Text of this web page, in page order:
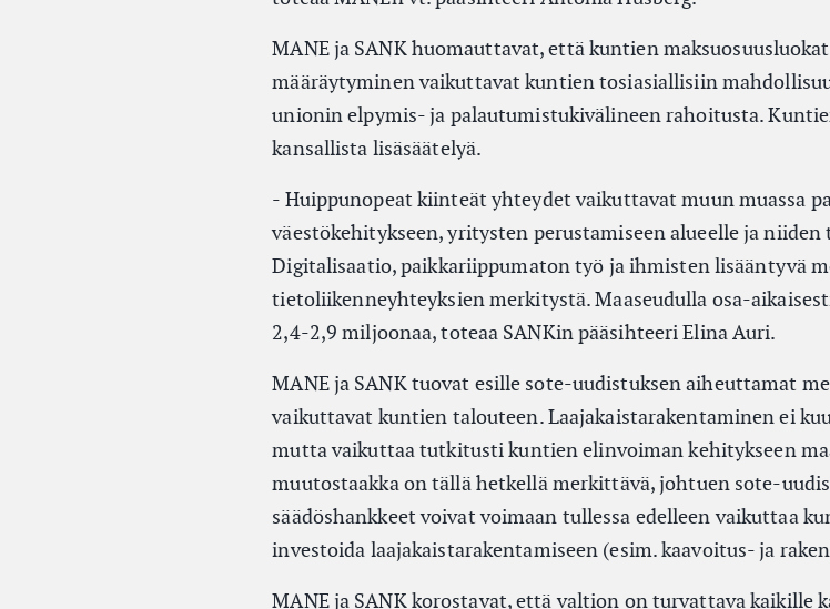
MANE ja SANK huomauttavat, että kuntien
määräytyminen vaikuttavat kuntien tosiasiallisiin
unionin elpymis- ja palautumistukivälineen rahoitusta.
kansallista lisäsäätelyä.
- Huippunopeat kiinteät yhteydet vaikuttavat muun muassa
väestökehitykseen, yritysten perustamiseen alueelle ja
Digitalisaatio, paikkariippumaton työ ja ihmisten lisääntyvä
tietoliikenneyhteyksien merkitystä. Maaseudulla osa-
2,4-2,9 miljoonaa, toteaa SANKin pääsihteeri Elina Auri.
MANE ja SANK tuovat esille sote-uudistuksen aiheuttamat
vaikuttavat kuntien talouteen. Laajakaistarakentaminen ei
mutta vaikuttaa tutkitusti kuntien elinvoiman kehitykseen
muutostaakka on tällä hetkellä merkittävä, johtuen sote-
säädöshankkeet voivat voimaan tullessa edelleen vaikuttaa
investoida laajakaistarakentamiseen (esim. kaavoitus- ja
MANE ja SANK korostavat, että valtion on turvattava kaikille